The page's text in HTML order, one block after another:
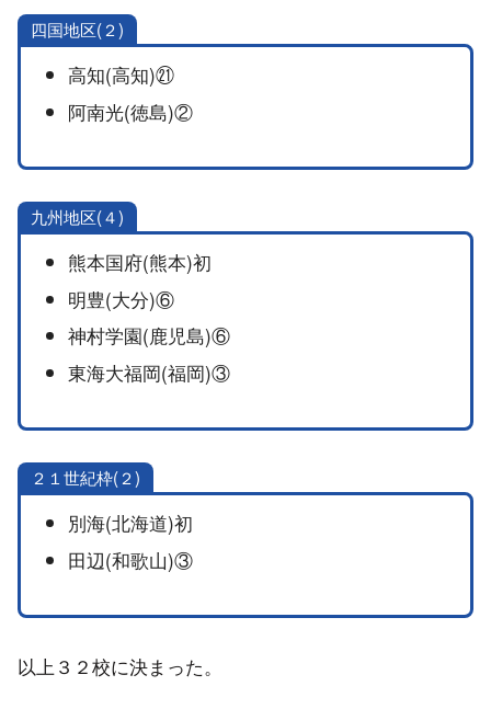
四国地区(２)
高知(高知)㉑
阿南光(徳島)②
九州地区(４)
熊本国府(熊本)初
明豊(大分)⑥
神村学園(鹿児島)⑥
東海大福岡(福岡)③
２１世紀枠(２)
別海(北海道)初
田辺(和歌山)③
以上３２校に決まった。